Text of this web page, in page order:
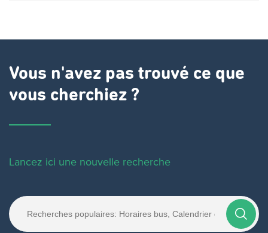
Vous n'avez pas trouvé ce que
vous cherchiez ?
Lancez ici une nouvelle recherche